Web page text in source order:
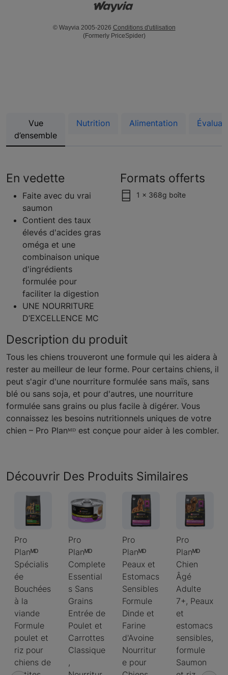
© Wayvia 2005-2026 Conditions d'utilisation
(Formerly PriceSpider)
Vue
d’ensemble
Nutrition Alimentation
En vedette
Faite avec du vrai
saumon
Contient des taux
élevés d'acides gras
oméga et une
combinaison unique
d'ingrédients
formulée pour
faciliter la digestion
UNE NOURRITURE
D’EXCELLENCE MC
Formats offerts
1 x 368g boîte
Description du produit
Tous les chiens trouveront une formule qui les aidera à
rester au meilleur de leur forme. Pour certains chiens, il
peut s'agir d'une nourriture formulée sans maïs, sans
blé ou sans soja, et pour d'autres, une nourriture
formulée sans grains ou plus facile à digérer. Vous
connaissez les besoins nutritionnels uniques de votre
chien – Pro Planᴹᴰ est conçue pour aider à les combler.
Découvrir Des Produits Similaires
Pro
Planᴹᴰ
Spécialis
ée
Bouchées
à la
viande
Formule
poulet et
riz pour
chiens de
Pro
Planᴹᴰ
Complete
Essential
s Sans
Grains
Entrée de
Poulet et
Carrottes
Classique
,
Pro
Planᴹᴰ
Peaux et
Estomacs
Sensibles
Formule
Dinde et
Farine
d'Avoine
Nourritur
e pour
Pro
Planᴹᴰ
Chien
Âgé
Adulte
7+, Peaux
et
estomacs
sensibles,
formule
Saumon